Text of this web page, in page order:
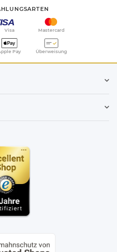
Visa Mastercard
Pay Überweisung